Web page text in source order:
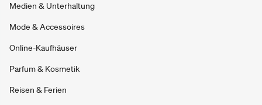
Medien & Unterhaltung
Mode & Accessoires
Online-Kaufhäuser
Parfum & Kosmetik
Reisen & Ferien